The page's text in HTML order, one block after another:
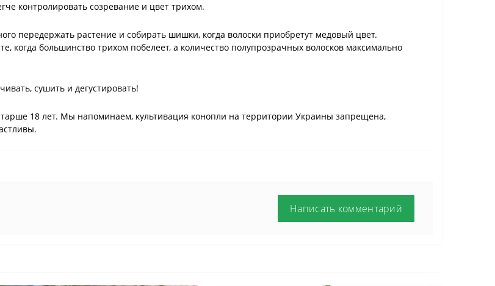
контролировать созревание и цвет трихом.
передержать растение и собирать шишки, когда волоски приобретут медовый цвет.
когда большинство трихом побелеет, а количество полупрозрачных волосков максимально
сушить и дегустировать!
18 лет. Мы напоминаем, культивация конопли на территории Украины запрещена,
Написать комментарий